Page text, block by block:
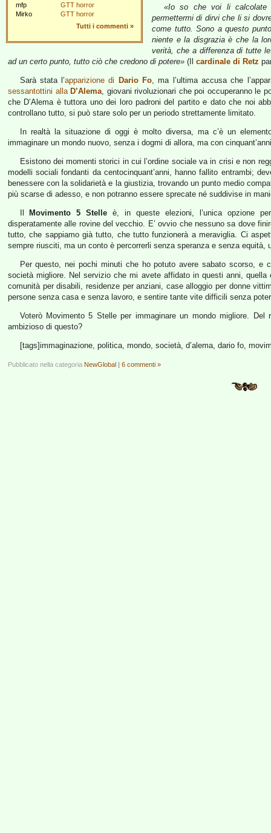
mfp
GTT horror
Mirko
GTT horror
Tutti i commenti »
«Io so che voi li
permettermi di dirvi che li si
come tutto. Sono a questo
niente e la disgrazia è che la
verità, che a differenza di tutte
ad un certo punto, tutto ciò che credono di potere» (Il cardinale di Retz
Sarà stata l’apparizione di Dario Fo, ma l’ultima accusa che
sessantottini alla D’Alema, giovani rivoluzionari che poi occuperanno le
che D’Alema è tuttora uno dei loro padroni del partito e dato che noi
controllano tutto, si può stare solo per un periodo strettamente limitato.
In realtà la situazione di oggi è molto diversa, ma c’è un
immaginare un mondo nuovo, senza i dogmi di allora, ma con
Esistono dei momenti storici in cui l’ordine sociale va in crisi e non
modelli sociali fondanti da centocinquant’anni, hanno fallito entrambi;
benessere con la solidarietà e la giustizia, trovando un punto medio
più scarse di adesso, e non potranno essere sprecate né suddivise in
Movimento 5 Stelle è, in queste elezioni, l’unica opzione
disperatamente alle rovine del vecchio. E’ ovvio che nessuno sa dove
tutto, che sappiamo già tutto, che tutto funzionerà a meraviglia. Ci
sempre riusciti, ma un conto è percorrerli senza speranza e senza
Per questo, nei pochi minuti che ho potuto avere sabato scorso, e
società migliore. Nel servizio che mi avete affidato in questi anni,
comunità per disabili, residenze per anziani, case alloggio per donne
persone senza casa e senza lavoro, e sentire tante vite difficili senza
Voterò Movimento 5 Stelle per immaginare un mondo migliore.
ambizioso di questo?
[tags]immaginazione, politica, mondo, società, d’alema, dario fo,
Pubblicato nella categoria NewGlobal | 6 commenti »